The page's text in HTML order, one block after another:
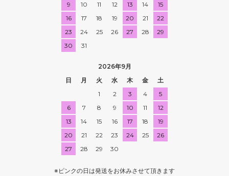
9
10 11 12 13 14
15
16
17 18 19 20 21
22
23
24 25 26 27 28
29
30
31
2026年9月
日
月 火 水 木 金
土
1
2 3 4
5
6
7 8 9 10 11
12
13
14 15 16 17 18
19
20
21 22 23 24 25
26
27
28 29 30
※ピンクの日は発送をお休みさせて頂きます